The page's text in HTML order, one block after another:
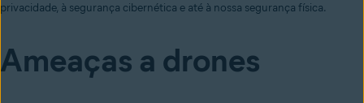
privacidade, à segurança cibernética e até à nossa segurança física.
Ameaças a drones